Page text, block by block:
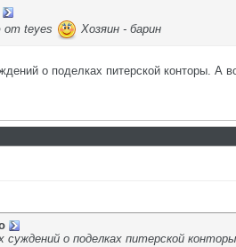
от teyes
Хозяин - барин
о поделках питерской конторы. А
суждений о поделках питерской